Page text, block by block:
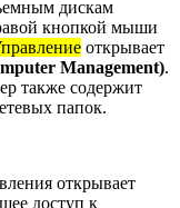
дискам
кнопкой мыши
открывает
Management).
также содержит
папок.
открывает
доступ к